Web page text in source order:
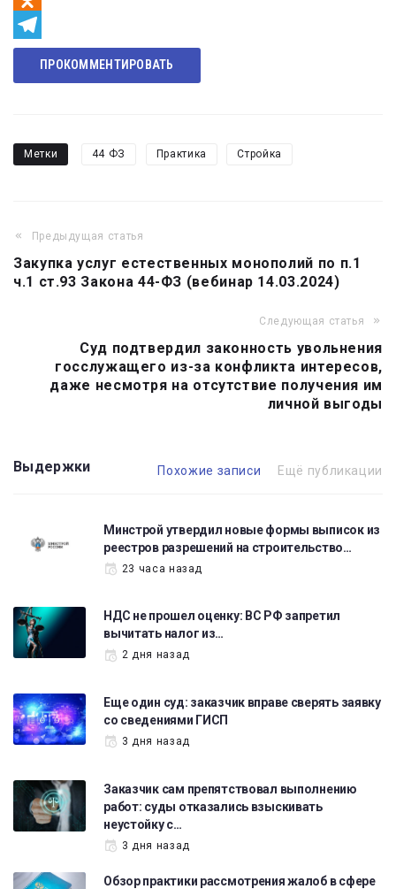
Odnoklassniki
Telegram
ПРОКОММЕНТИРОВАТЬ
Метки 44 ФЗ Практика Стройка
Навигация
по
Предыдущая статья
Закупка услуг естественных монополий по п.1
ч.1 ст.93 Закона 44-ФЗ (вебинар 14.03.2024)
Следующая статья
Суд подтвердил законность увольнения
госслужащего из-за конфликта интересов,
даже несмотря на отсутствие получения им
личной выгоды
Выдержки Похожие записи Ещё публикации
Минстрой утвердил новые формы выписок из
реестров разрешений на строительство…
23 часа назад
НДС не прошел оценку: ВС РФ запретил
вычитать налог из…
2 дня назад
Еще один суд: заказчик вправе сверять заявку
со сведениями ГИСП
3 дня назад
Заказчик сам препятствовал выполнению
работ: суды отказались взыскивать
неустойку с…
3 дня назад
Обзор практики рассмотрения жалоб в сфере